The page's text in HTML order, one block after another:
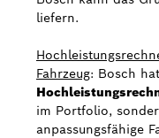
liefern.
Fahrzeug: Bosch
im Portfolio,
anpassungsfähige